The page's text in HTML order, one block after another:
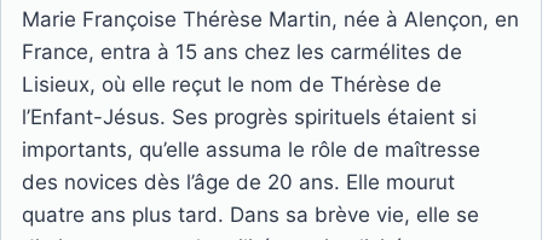
Marie Françoise Thérèse Martin, née à Alençon, en
France, entra à 15 ans chez les carmélites de
Lisieux, où elle reçut le nom de Thérèse de
l’Enfant-Jésus. Ses progrès spirituels étaient si
importants, qu’elle assuma le rôle de maîtresse
des novices dès l’âge de 20 ans. Elle mourut
quatre ans plus tard. Dans sa brève vie, elle se